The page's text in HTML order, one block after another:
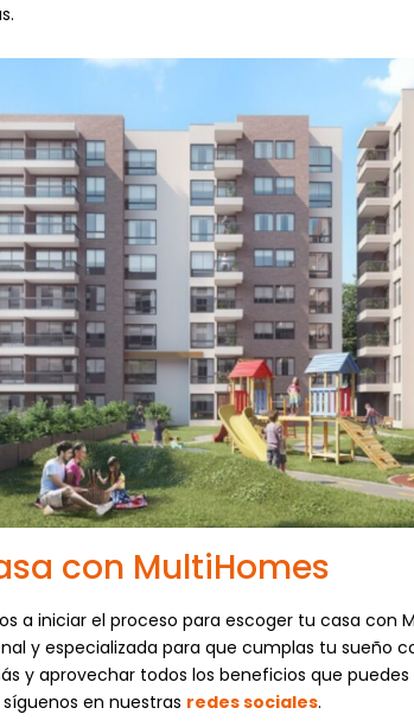
con MultiHomes
a iniciar el proceso para escoger tu casa con
y especializada para que cumplas tu sueño
y aprovechar todos los beneficios que
en nuestras redes sociales.